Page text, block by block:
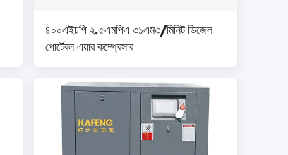
৪০০এইচপি ২.৫এমপিএ ৩১এম৩/মিনিট ডিজেল
পোর্টেবল এয়ার কম্প্রেসার